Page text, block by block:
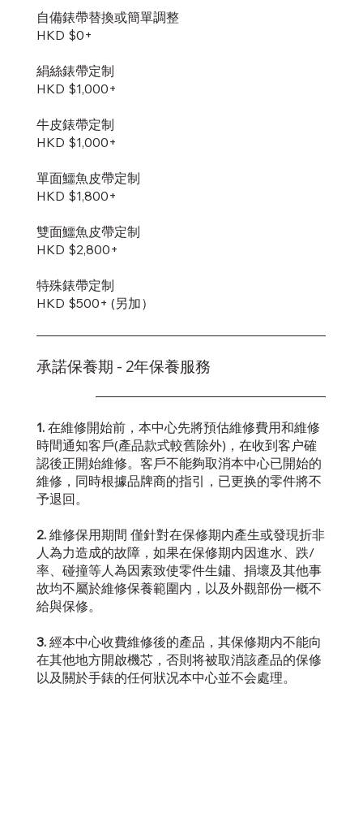
自備錶帶替換或簡單調整
HKD $0+
絹絲錶帶定制
HKD $1,000+
牛皮錶帶定制
HKD $1,000+
單面鱷魚皮帶定制
HKD $1,800+
雙面鱷魚皮帶定制
​HKD $2,800+
特殊錶帶定制
HKD $500+ (另加）
承諾保養期 - 2年保養服務
1.在維修開始前，本中心先將預估維修費用和維修
時間通知客戶(產品款式較舊除外)，在收到客户確
認後正開始維修。客戶不能夠取消本中心已開始的
維修，同時根據品牌商的指引，已更换的零件將不
予退回。
2.維修保用期間 僅針對在保修期内產生或發現折非
人為力造成的故障，如果在保修期内因進水、跌/
率、碰撞等人為因素致使零件生鏽、捐壞及其他事
故均不屬於維修保養範圍内，以及外觀部份一概不
給與保修。
3.經本中心收費維修後的產品，其保修期内不能向
在其他地方開啟機芯，否則将被取消該產品的保修
以及關於手錶的任何狀况本中心並不会處理。